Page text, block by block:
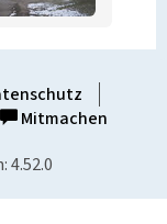
Mitmachen
4.52.0